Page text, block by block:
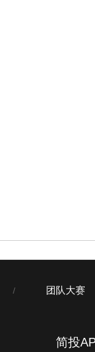
/ 团队大赛
简投